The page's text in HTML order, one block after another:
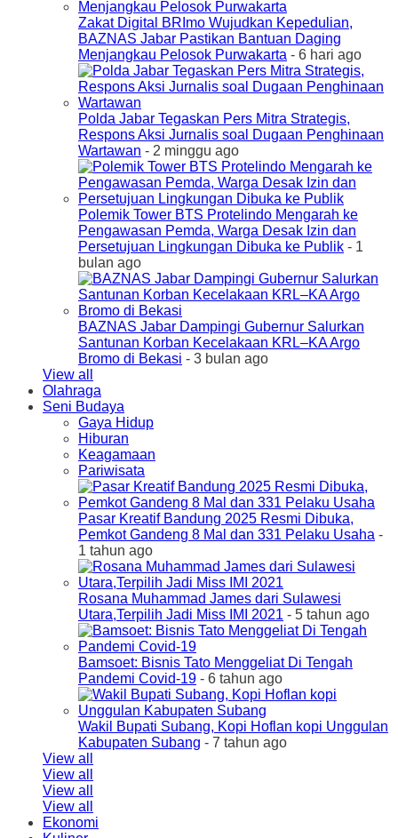
Zakat Digital BRImo Wujudkan Kepedulian,
BAZNAS Jabar Pastikan Bantuan Daging
Menjangkau Pelosok Purwakarta - 6 hari ago
Polda Jabar Tegaskan Pers Mitra Strategis,
Respons Aksi Jurnalis soal Dugaan Penghinaan
Wartawan - 2 minggu ago
Polemik Tower BTS Protelindo Mengarah ke
Pengawasan Pemda, Warga Desak Izin dan
Persetujuan Lingkungan Dibuka ke Publik - 1
bulan ago
BAZNAS Jabar Dampingi Gubernur Salurkan
Santunan Korban Kecelakaan KRL–KA Argo
Bromo di Bekasi - 3 bulan ago
View all
Olahraga
Seni Budaya
Gaya Hidup
Hiburan
Keagamaan
Pariwisata
Pasar Kreatif Bandung 2025 Resmi Dibuka,
Pemkot Gandeng 8 Mal dan 331 Pelaku Usaha -
1 tahun ago
Rosana Muhammad James dari Sulawesi
Utara,Terpilih Jadi Miss IMI 2021 - 5 tahun ago
Bamsoet: Bisnis Tato Menggeliat Di Tengah
Pandemi Covid-19 - 6 tahun ago
Wakil Bupati Subang, Kopi Hoflan kopi Unggulan
Kabupaten Subang - 7 tahun ago
View all
View all
View all
View all
Ekonomi